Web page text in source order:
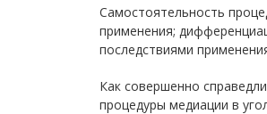
Самостоятельность
применения;
последствиями
Как совершенно
процедуры медиации в